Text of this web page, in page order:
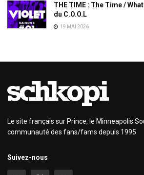
THE TIME : The Time /
du C.O.O.L
19 MAI 2026
Le site français sur Prince, le Minneapolis
communauté des fans/fams depuis 1995
Suivez-nous